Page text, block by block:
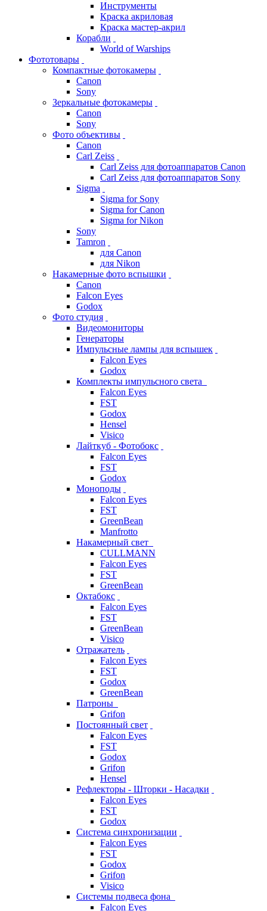
Инструменты
Краска акриловая
Краска мастер-акрил
Корабли
World of Warships
Фототовары
Компактные фотокамеры
Canon
Sony
Зеркальные фотокамеры
Canon
Sony
Фото объективы
Canon
Carl Zeiss
Carl Zeiss для фотоаппаратов Canon
Carl Zeiss для фотоаппаратов Sony
Sigma
Sigma for Sony
Sigma for Canon
Sigma for Nikon
Sony
Tamron
для Canon
для Nikon
Накамерные фото вспышки
Canon
Falcon Eyes
Godox
Фото студия
Видеомониторы
Генераторы
Импульсные лампы для вспышек
Falcon Eyes
Godox
Комплекты импульсного света
Falcon Eyes
FST
Godox
Hensel
Visico
Лайткуб - Фотобокс
Falcon Eyes
FST
Godox
Моноподы
Falcon Eyes
FST
GreenBean
Manfrotto
Накамерный свет
CULLMANN
Falcon Eyes
FST
GreenBean
Октабокс
Falcon Eyes
FST
GreenBean
Visico
Отражатель
Falcon Eyes
FST
Godox
GreenBean
Патроны
Grifon
Постоянный свет
Falcon Eyes
FST
Godox
Grifon
Hensel
Рефлекторы - Шторки - Насадки
Falcon Eyes
FST
Godox
Система синхронизации
Falcon Eyes
FST
Godox
Grifon
Visico
Системы подвеса фона
Falcon Eyes